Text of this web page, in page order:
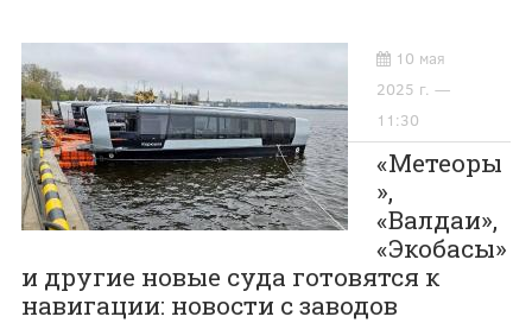
10 мая
2025 г. —
11:30
«Метеоры
»,
«Валдаи»,
«Экобасы»
и другие новые суда готовятся к
навигации: новости с заводов